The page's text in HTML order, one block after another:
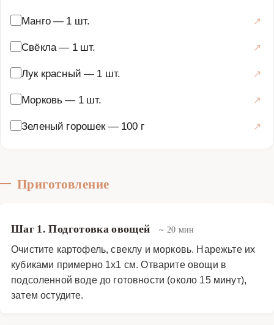
Манго— 1 шт.
Свёкла— 1 шт.
Лук красный — 1 шт.
Морковь — 1 шт.
Зеленый горошек— 100 г
Приготовление
Шаг 1. Подготовка овощей ~ 20 мин
Очистите картофель, свеклу и морковь. Нарежьте их
кубиками примерно 1х1 см. Отварите овощи в
подсоленной воде до готовности (около 15 минут),
затем остудите.